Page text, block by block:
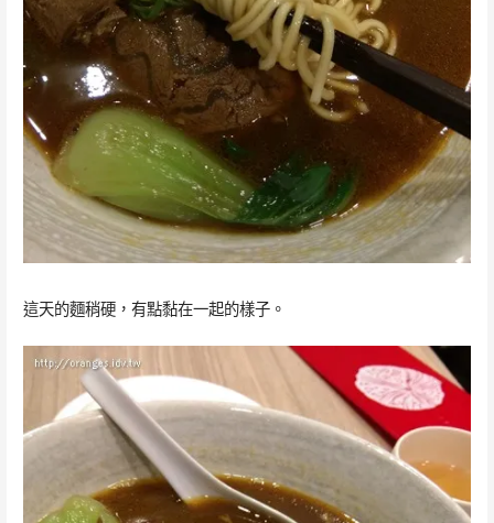
這天的麵稍硬，有點黏在一起的樣子。